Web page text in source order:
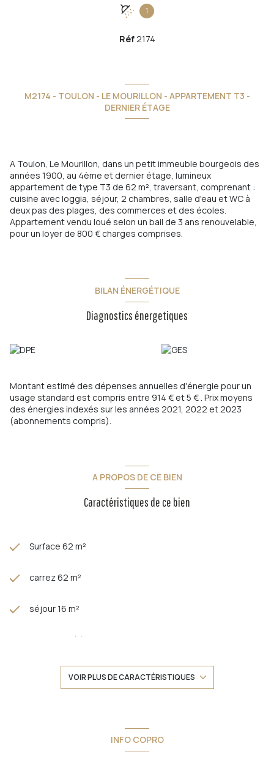
1
Réf2174
M2174 - TOULON - LE MOURILLON - APPARTEMENT T3 -
DERNIER ÉTAGE
A Toulon, Le Mourillon, dans un petit immeuble bourgeois des
années 1900, au 4ème et dernier étage, lumineux
appartement de type T3 de 62 m², traversant, comprenant :
cuisine avec loggia, séjour, 2 chambres, salle d'eau et WC à
deux pas des plages, des commerces et des écoles.
Appartement vendu loué selon un bail de 3 ans renouvelable,
pour un loyer de 800 € charges comprises.
BILAN ÉNERGÉTIQUE
Diagnostics énergetiques
Montant estimé des dépenses annuelles d'énergie pour un
usage standard est compris entre 914 € et 5 € . Prix moyens
des énergies indexés sur les années 2021, 2022 et 2023
(abonnements compris).
A PROPOS DE CE BIEN
Caractéristiques de ce bien
Surface 62 m²
carrez 62 m²
séjour 16 m²
2 chambre(s)
VOIR PLUS DE CARACTÉRISTIQUES
INFO COPRO